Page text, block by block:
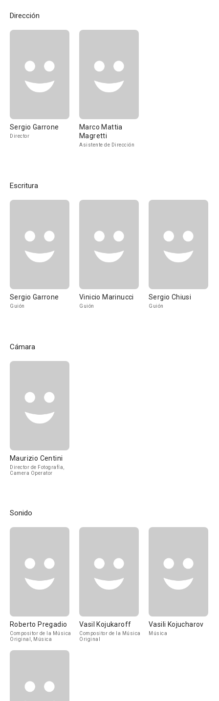
Dirección
Sergio Garrone
Director
Marco Mattia
Magretti
Asistente de Dirección
Escritura
Sergio Garrone
Guión
Vinicio Marinucci
Guión
Sergio Chiusi
Guión
Cámara
Maurizio Centini
Director de Fotografía,
Camera Operator
Sonido
Roberto Pregadio
Compositor de la Música
Original, Música
Vasil Kojukaroff
Compositor de la Música
Original
Vasili Kojucharov
Música